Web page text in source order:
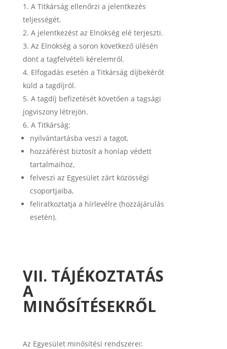
A Titkárság ellenőrzi a jelentkezés
teljességét.
A jelentkezést az Elnökség elé terjeszti.
Az Elnökség a soron következő ülésén
dönt a tagfelvételi kérelemről.
Elfogadás esetén a Titkárság díjbekérőt
küld a tagdíjról.
A tagdíj befizetését követően a tagsági
jogviszony létrejön.
A Titkárság:
nyilvántartásba veszi a tagot,
hozzáférést biztosít a honlap védett
tartalmaihoz,
felveszi az Egyesület zárt közösségi
csoportjaiba,
feliratkoztatja a hírlevélre (hozzájárulás
esetén).
VII. TÁJÉKOZTATÁS
A
MINŐSÍTÉSEKRŐL
Az Egyesület minősítési rendszerei: